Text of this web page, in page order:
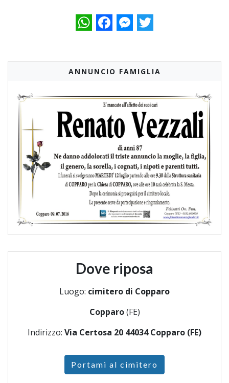
WhatsAppFacebookMessenger
Twitter
ANNUNCIO FAMIGLIA
Dove riposa
Luogo: cimitero di Copparo
Copparo(FE)
Indirizzo: Via Certosa 20 44034 Copparo (FE)
Portami al cimitero